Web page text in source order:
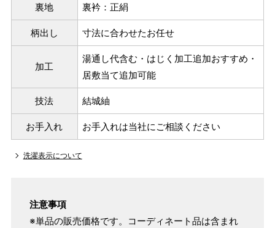
サイズ 身長目安
M
4尺2寸
裏地 裏衿：正絹
柄出し 寸法に合わせたお任せ
加工
湯通し代含む・はじく加工追加おすすめ・
居敷当て追加可能
技法 結城紬
お手入れ お手入れは当社にご相談ください
洗濯表示について
注意事項
※単品の販売価格です。コーディネート品は含まれ